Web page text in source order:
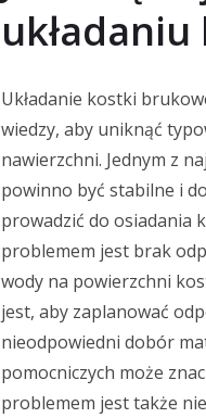
Układanie kostki
wiedzy, aby uniknąć
nawierzchni. Jednym z
powinno być stabilne i
prowadzić do osiadania
problemem jest brak
wody na powierzchni
jest, aby zaplanować
nieodpowiedni dobór
pomocniczych może
problemem jest także